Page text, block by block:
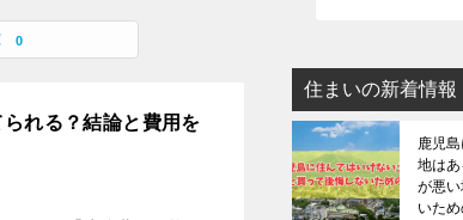
0
れる？結論と費用を
住まいの新着情報
鹿児
地は
が悪
いた